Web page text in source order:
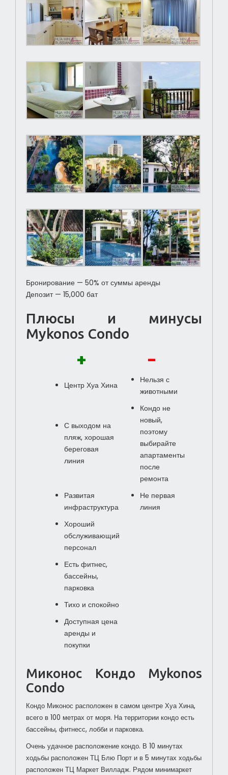
Бронирование — 50% от суммы аренды
Депозит — 15,000 бат
Плюсы и минусы
Mykonos Condo
+ -
Центр Хуа Хина
Нельзя с
животными
С выходом на
пляж, хорошая
береговая
линия
Кондо не
новый,
поэтому
выбирайте
апартаменты
после
ремонта
Развитая
инфраструктура
Не первая
линия
Хороший
обслуживающий
персонал
Есть фитнес,
бассейны,
парковка
Тихо и спокойно
Доступная цена
аренды и
покупки
Миконос Кондо Mykonos
Condo
Кондо Миконос расположен в самом центре Хуа Хина,
всего в 100 метрах от моря. На территории кондо есть
бассейны, фитнесс, лобби и парковка.
Очень удачное расположение кондо. В 10 минутах
ходьбы расположен ТЦ Блю Порт и в 5 минутах ходьбы
расположен ТЦ Маркет Вилладж. Рядом минимаркет